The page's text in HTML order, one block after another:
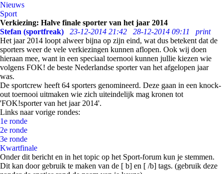
Nieuws
Sport
Verkiezing: Halve finale sporter van het jaar 2014
Stefan (sportfreak)
23-12-2014 21:42 28-12-2014 09:11
print
Het jaar 2014 loopt alweer bijna op zijn eind, wat dus betekent dat de
sporters weer de vele verkiezingen kunnen aflopen. Ook wij doen
hieraan mee, want in een speciaal toernooi kunnen jullie kiezen wie
volgens FOK! de beste Nederlandse sporter van het afgelopen jaar
was.
De sportcrew heeft 64 sporters genomineerd. Deze gaan in een knock-
out toernooi uitmaken wie zich uiteindelijk mag kronen tot
'FOK!sporter van het jaar 2014'.
Links naar vorige rondes:
1e ronde
2e ronde
3e ronde
Kwartfinale
Onder dit bericht en in het topic op het Sport-forum kun je stemmen.
Dit kan door gebruik te maken van de [ b] en [ /b] tags. (gebruik deze